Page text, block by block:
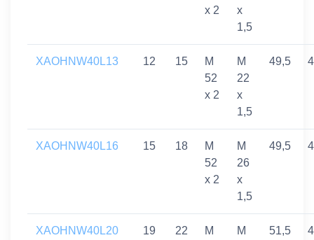
x 2
x
1,5
XAOHNW40L13 12 15
M
52
x 2
M
22
x
1,5
49,5
XAOHNW40L16 15 18
M
52
x 2
M
26
x
1,5
49,5
XAOHNW40L20 19 22
M
M
51,5